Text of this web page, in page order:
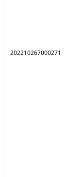
202210267000271